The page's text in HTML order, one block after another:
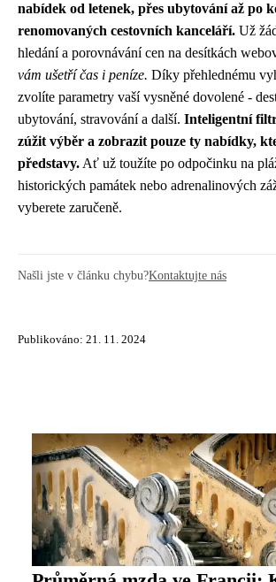
nabídek od letenek, přes ubytování až po
renomovaných cestovních kanceláří. Už
hledání a porovnávání cen na desítkách
vám ušetří čas i peníze. Díky přehlednému
zvolíte parametry vaší vysněné dovolené -
ubytování, stravování a další. Inteligentní
zúžit výběr a zobrazit pouze ty nabídky,
představy. Ať už toužíte po odpočinku na
historických památek nebo adrenalinových
vyberete zaručeně.
Našli jste v článku chybu?Kontaktujte nás
Publikováno: 21. 11. 2024